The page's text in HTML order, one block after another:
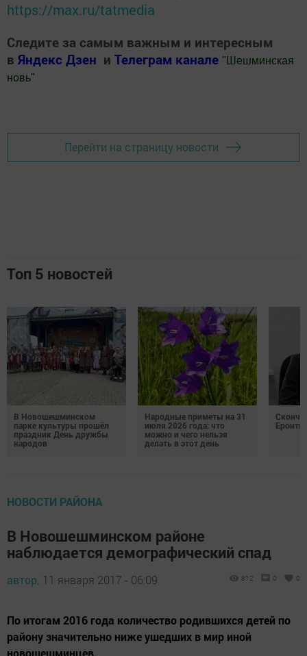
https://max.ru/tatmedia
Следите за самым важным и интересным
в Яндекс Дзен и Телеграм канале " Шешминская
новь"
Перейти на страницу новости
Топ 5 новостей
В Новошешминском
парке культуры прошёл
праздник День дружбы
народов
Народные приметы на 31
июля 2026 года: что
можно и чего нельзя
делать в этот день
НОВОСТИ РАЙОНА
В Новошешминском районе
наблюдается демографический спад
автор, 11 января 2017 - 06:09 812 0 0
По итогам 2016 года количество родившихся детей по
району значительно ниже ушедших в мир иной
новошешминцев.